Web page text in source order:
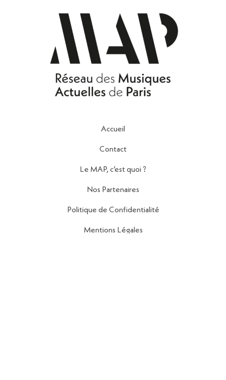
Accueil
Contact
Le MAP, c’est quoi ?
Nos Partenaires
Politique de Confidentialité
Mentions Légales